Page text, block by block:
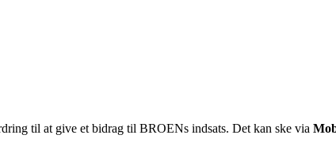
til at give et bidrag til BROENs indsats. Det kan ske via